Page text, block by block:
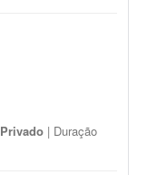
Privado | Duração